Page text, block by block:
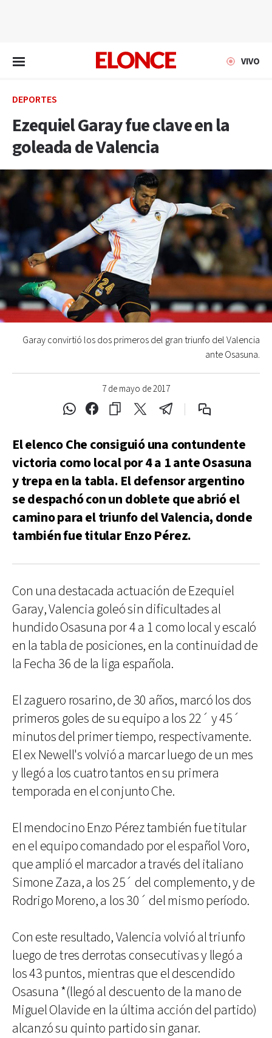
VIVO
DEPORTES
Ezequiel Garay fue clave en la
goleada de Valencia
7 de mayo de 2017
Garay convirtió los dos primeros del gran triunfo del Valencia
ante Osasuna.
El elenco Che consiguió una contundente
victoria como local por 4 a 1 ante Osasuna
y trepa en la tabla. El defensor argentino
se despachó con un doblete que abrió el
camino para el triunfo del Valencia, donde
también fue titular Enzo Pérez.
Con una destacada actuación de Ezequiel
Garay, Valencia goleó sin dificultades al
hundido Osasuna por 4 a 1 como local y escaló
en la tabla de posiciones, en la continuidad de
la Fecha 36 de la liga española.
El zaguero rosarino, de 30 años, marcó los dos
primeros goles de su equipo a los 22´ y 45´
minutos del primer tiempo, respectivamente.
El ex Newell's volvió a marcar luego de un mes
y llegó a los cuatro tantos en su primera
temporada en el conjunto Che.
El mendocino Enzo Pérez también fue titular
en el equipo comandado por el español Voro,
que amplió el marcador a través del italiano
Simone Zaza, a los 25´ del complemento, y de
Rodrigo Moreno, a los 30´ del mismo período.
Con este resultado, Valencia volvió al triunfo
luego de tres derrotas consecutivas y llegó a
los 43 puntos, mientras que el descendido
Osasuna *(llegó al descuento de la mano de
Miguel Olavide en la última acción del partido)
alcanzó su quinto partido sin ganar.